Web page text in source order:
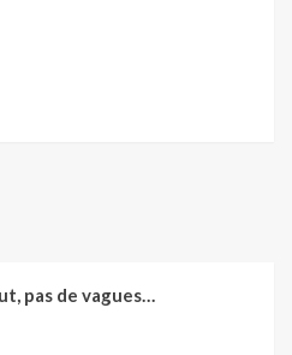
pas de vagues…